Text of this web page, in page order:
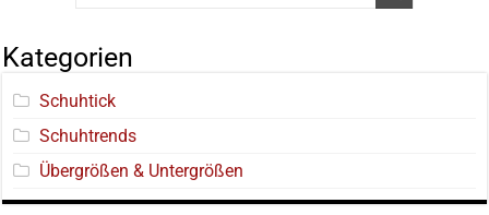
Kategorien
Schuhtick
Schuhtrends
Übergrößen & Untergrößen